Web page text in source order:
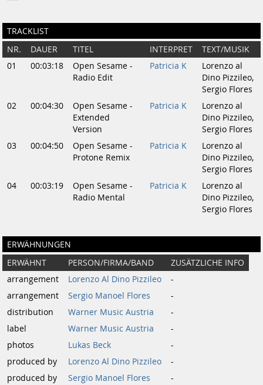
TRACKLIST
NR. DAUER TITEL INTERPRET
TEXT/MUSIK
01
00:03:18
Open Sesame -
Radio Edit
Patricia K
Lorenzo al
Dino Pizzileo,
Sergio Flores
02
00:04:30
Open Sesame -
Extended
Version
Patricia K
Lorenzo al
Dino Pizzileo,
Sergio Flores
03
00:04:50
Open Sesame -
Protone Remix
Patricia K
Lorenzo al
Dino Pizzileo,
Sergio Flores
04
00:03:19
Open Sesame -
Radio Mental
Patricia K
Lorenzo al
Dino Pizzileo,
Sergio Flores
ERWÄHNUNGEN
ERWÄHNT PERSON/FIRMA/BAND
ZUSÄTZLICHE INFO
arrangement
Lorenzo Al Dino Pizzileo
-
arrangement
Sergio Manoel Flores
-
distribution
Warner Music Austria
-
label
Warner Music Austria
-
photos
Lukas Beck
-
produced by
Lorenzo Al Dino Pizzileo
-
produced by
Sergio Manoel Flores -